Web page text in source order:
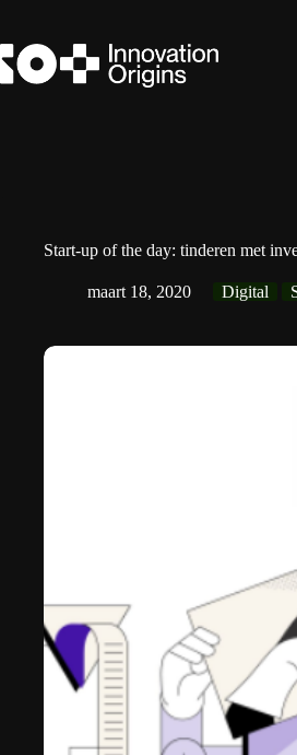
de
inhoud
Start-up of the day: tinderen met
maart 18, 2020 Digital